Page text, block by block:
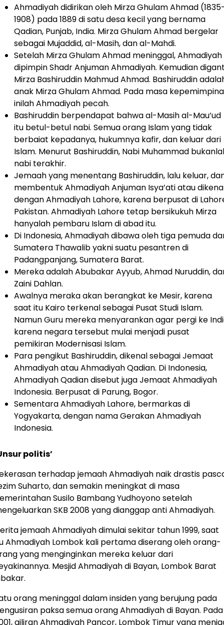
Ahmadiyah didirikan oleh Mirza Ghulam Ahmad
1908) pada 1889 di satu desa kecil yang bernama
Qadian, Punjab, India. Mirza Ghulam Ahmad bergelar
sebagai Mujaddid, al-Masih, dan al-Mahdi.
Setelah Mirza Ghulam Ahmad meninggal, Ahmadiyah
dipimpin Shadr Anjuman Ahmadiyah. Kemudian
Mirza Bashiruddin Mahmud Ahmad. Bashiruddin
anak Mirza Ghulam Ahmad. Pada masa
inilah Ahmadiyah pecah.
Bashiruddin berpendapat bahwa al-Masih al-Mau’ud
itu betul-betul nabi. Semua orang Islam yang tidak
berbaiat kepadanya, hukumnya kafir, dan keluar dari
Islam. Menurut Bashiruddin, Nabi Muhammad
nabi terakhir.
Jemaah yang menentang Bashiruddin, lalu keluar,
membentuk Ahmadiyah Anjuman Isya’ati atau
dengan Ahmadiyah Lahore, karena berpusat di
Pakistan. Ahmadiyah Lahore tetap bersikukuh Mirza
hanyalah pembaru Islam di abad itu.
Di Indonesia, Ahmadiyah dibawa oleh tiga pemuda
Sumatera Thawalib yakni suatu pesantren di
Padangpanjang, Sumatera Barat.
Mereka adalah Abubakar Ayyub, Ahmad Nuruddin,
Zaini Dahlan.
Awalnya meraka akan berangkat ke Mesir, karena
saat itu Kairo terkenal sebagai Pusat Studi Islam.
Namun Guru mereka menyarankan agar pergi ke
karena negara tersebut mulai menjadi pusat
pemikiran Modernisasi Islam.
Para pengikut Bashiruddin, dikenal sebagai Jemaat
Ahmadiyah atau Ahmadiyah Qadian. Di Indonesia,
Ahmadiyah Qadian disebut juga Jemaat Ahmadiyah
Indonesia. Berpusat di Parung, Bogor.
Sementara Ahmadiyah Lahore, bermarkas di
Yogyakarta, dengan nama Gerakan Ahmadiyah
Indonesia.
politis’
terhadap jemaah Ahmadiyah naik drastis
Suharto, dan semakin meningkat di masa
Susilo Bambang Yudhoyono setelah
SKB 2008 yang dianggap anti Ahmadiyah.
jemaah Ahmadiyah dimulai sekitar tahun 1999, saat
Ahmadiyah Lombok kali pertama diserang oleh orang-
yang menginginkan mereka keluar dari
Mesjid Ahmadiyah di Bayan, Lombok Barat
orang meninggal dalam insiden yang berujung pada
paksa semua orang Ahmadiyah di Bayan. Pada
giliran Ahmadiyah Pancor, Lombok Timur yang